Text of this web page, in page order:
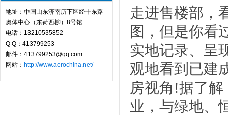
地址：中国山东济南历下区经十东路
奥体中心（东荷西柳）8号馆
电话：13210535852
Q Q：413799253
邮件：413799253@qq.com
网站： http://www.aerochina.net/
走进售楼部，
图，但是你看
实地记录、呈
观地看到已建
房视角!据了
业，与绿地、